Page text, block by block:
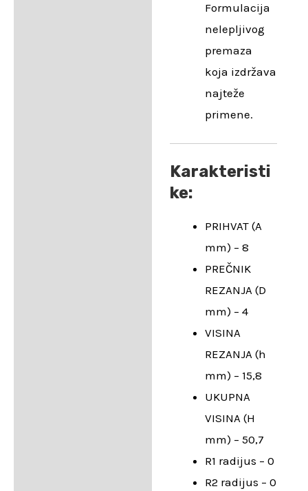
Formulacija
nelepljivog
premaza
koja izdržava
najteže
primene.
Karakteristi
ke:
PRIHVAT (A
mm) – 8
PREČNIK
REZANJA (D
mm) – 4
VISINA
REZANJA (h
mm) – 15,8
UKUPNA
VISINA (H
mm) – 50,7
R1 radijus – 0
R2 radijus – 0